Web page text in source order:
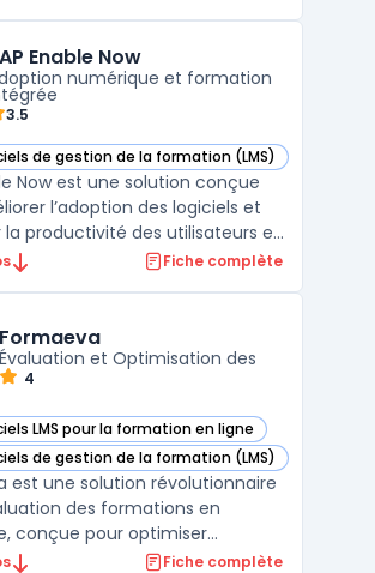
cible les équipes RH, les
et les administ ...
Enable Now
numérique et formation
3.5
de gestion de la formation (LMS)
Enable Now dans cette catégorie
Now est une solution conçue
l’adoption des logiciels et
productivité des utilisateurs en
Cette plateforme propose des
applications. Les employés
Fiche complète
Formaeva
Évaluation et Optimisation des
4
LMS pour la formation en ligne
dans cette catégorie
de gestion de la formation (LMS)
dans cette catégorie
est une solution révolutionnaire
des formations en
conçue pour optimiser
et la pertinence desFiche complète